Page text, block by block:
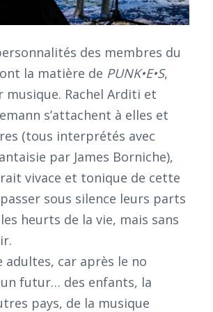
des membres du
la matière de PUNK•E•S,
musique. Rachel Arditi et
s’attachent à elles et
(tous interprétés avec
par James Borniche),
vivace et tonique de cette
sous silence leurs parts
heurts de la vie, mais sans
adultes, car après le no
futur… des enfants, la
pays, de la musique